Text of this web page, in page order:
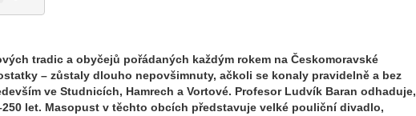
tradic a obyčejů pořádaných každým rokem na Českomoravské
– zůstaly dlouho nepovšimnuty, ačkoli se konaly pravidelně a bez
ve Studnicích, Hamrech a Vortové. Profesor Ludvík Baran odhaduje,
let. Masopust v těchto obcích představuje velké pouliční divadlo,